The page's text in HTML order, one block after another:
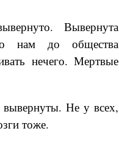
Вывернута
нам до общества
нечего. Мертвые
Не у всех,
тоже.